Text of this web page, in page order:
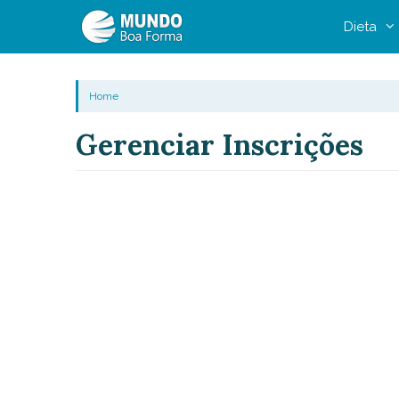
Dieta
Home
Gerenciar Inscrições